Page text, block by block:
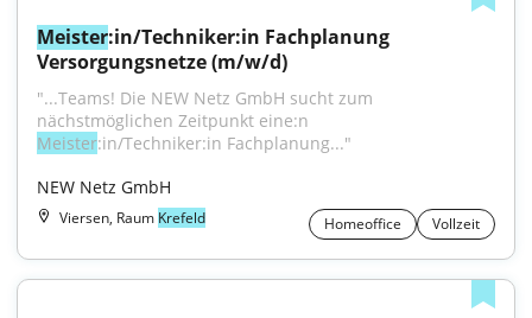
Meister:in/Techniker:in Fachplanung
Versorgungsnetze (m/w/d)
"...Teams! Die NEW Netz GmbH sucht zum
Meister:in/Techniker:in Fachplanung..."
NEW Netz GmbH
Viersen, Raum Krefeld Homeoffice Vollzeit